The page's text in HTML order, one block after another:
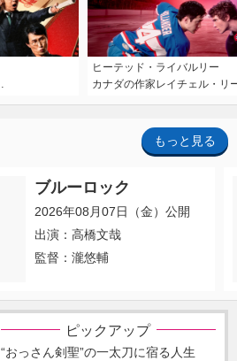
ヒーテッド・ライバルリー
カナダの作家レイチェル・リ
もっと見る
ブルーロック
2026年08月07日（金）公開
出演：高橋文哉
監督：瀧悠輔
ピックアップ
“おっさん剣聖”の一太刀に宿る人生